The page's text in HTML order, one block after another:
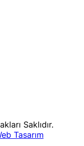
Saklıdır.
Tasarım